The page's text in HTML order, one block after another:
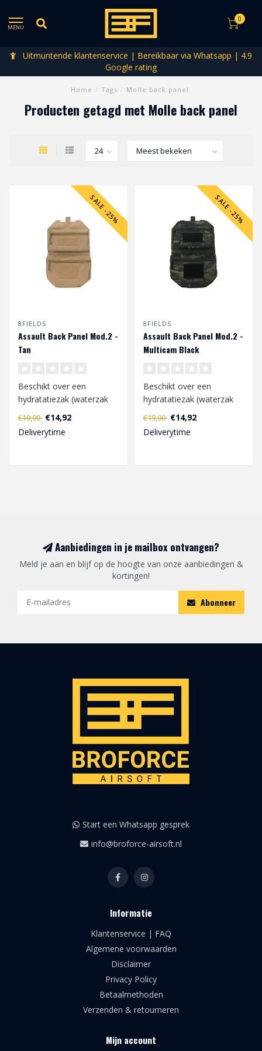
MENU
0
Uitmuntende klantenservice | Bereikbaar via Whatsapp | 4.9
Google rating
Home Tags Molle back panel
Producten getagd met Molle back panel
SALE -25%
8FIELDS
Assault Back Panel Mod.2 -
Tan
Beschikt over een
hydratatiezak (waterzak
niet meegelev.) en 2 GP-
zakjes voor ve..
€19,90 €14,92
Deliverytime
SALE -25%
8FIELDS
Assault Back Panel Mod.2 -
Multicam Black
Beschikt over een
hydratatiezak (waterzak
niet meegelev.) en 2 GP-
zakjes voor ve..
€19,90 €14,92
Deliverytime
Aanbiedingen in je mailbox ontvangen?
Meld je aan en blijf op de hoogte van onze aanbiedingen &
kortingen!
Abonneer
Start een Whatsapp gesprek
info@broforce-airsoft.nl
Informatie
Klantenservice | FAQ
Algemene voorwaarden
Disclaimer
Privacy Policy
Betaalmethoden
Verzenden & retourneren
Mijn account